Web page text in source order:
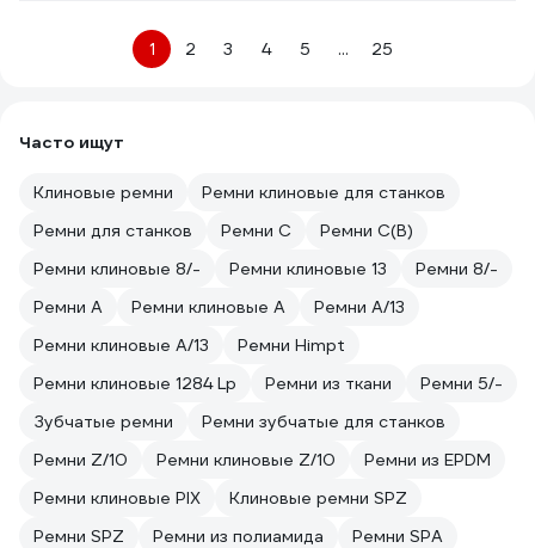
1 2 3 4 5 ... 25
Часто ищут
Клиновые ремни
Ремни клиновые для станков
Ремни для станков
Ремни C
Ремни C(В)
Ремни клиновые 8/-
Ремни клиновые 13
Ремни 8/-
Ремни A
Ремни клиновые A
Ремни A/13
Ремни клиновые A/13
Ремни Himpt
Ремни клиновые 1284 Lp
Ремни из ткани
Ремни 5/-
Зубчатые ремни
Ремни зубчатые для станков
Ремни Z/10
Ремни клиновые Z/10
Ремни из EPDM
Ремни клиновые PIX
Клиновые ремни SPZ
Ремни SPZ
Ремни из полиамида
Ремни SPA